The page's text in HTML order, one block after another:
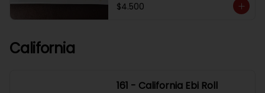
$4.500
California
161 - California Ebi Roll